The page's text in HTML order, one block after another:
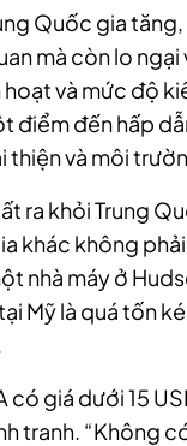
Quốc gia
mà còn lo
và mức độ
điểm đến hấp
và môi
ra khỏi Trung
khác không
nhà máy ở
Mỹ là quá tốn
giá dưới 15
tranh. “Không